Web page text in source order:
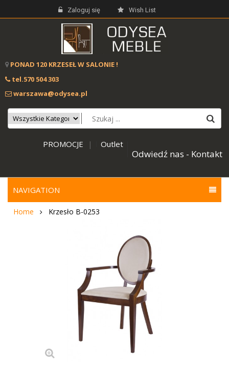
Zaloguj się Wish List
PONAD 120 KRZESEŁ W SALONIE !
tel.570 504 303
warszawa@odysea.pl
PROMOCJE | Outlet
Odwiedź nas - Kontakt
NAVIGATION
Home Krzesło B-0253